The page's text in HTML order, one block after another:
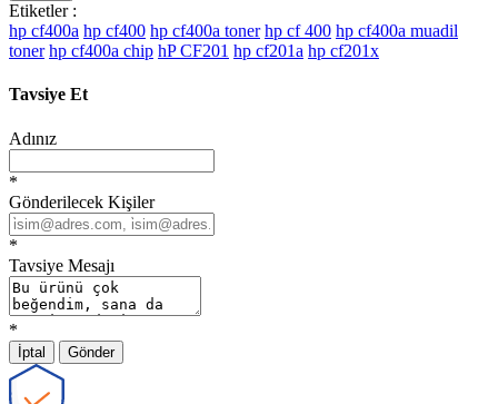
Etiketler :
hp cf400a hp cf400 hp cf400a toner hp cf 400 hp cf400a muadil
toner hp cf400a chip hP CF201 hp cf201a hp cf201x
Tavsiye Et
Adınız
*
Gönderilecek Kişiler
*
Tavsiye Mesajı
*
İptal Gönder